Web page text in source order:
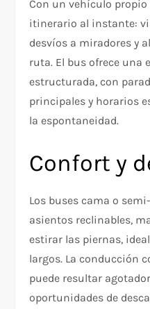
Con un vehículo
itinerario al instante:
desvíos a miradores y
ruta. El bus ofrece una
estructurada, con
principales y horarios
la espontaneidad.
Confort y
Los buses cama o
asientos reclinables,
estirar las piernas,
largos. La conducción
puede resultar
oportunidades de